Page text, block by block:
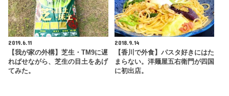
2019.6.11
【我が家の外構】芝生・TM9に遅
ればせながら、芝生の目土をあげ
てみた。
2018.9.14
【香川で外食】パスタ好きにはた
まらない。洋麺屋五右衛門が四国
に初出店。